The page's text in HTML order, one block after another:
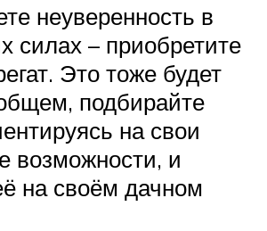
неуверенность в
силах – приобретите
Это тоже будет
подбирайте
на свои
возможности, и
на своём дачном